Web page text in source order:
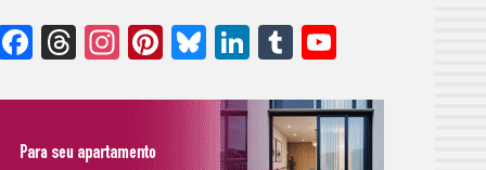
Facebook
Threads
Instagram
Pinterest
Bluesky
LinkedIn
Tumblr